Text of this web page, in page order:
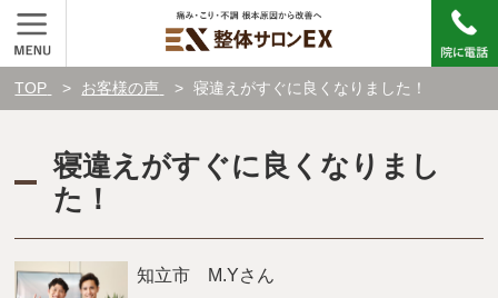
TOP お客様の声 寝違えがすぐに良くなりました！
寝違えがすぐに良くなりまし
た！
知立市 M.Yさん